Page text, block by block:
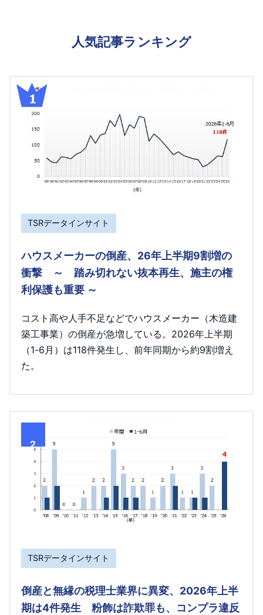
人気記事ランキング
TSRデータインサイト
ハウスメーカーの倒産、26年上半期9割増の
衝撃 ～ 踏み切れない抜本再生、施主の権
利保護も重要 ～
コスト高や人手不足などでハウスメーカー（木造建
築工事業）の倒産が急増している。2026年上半期
（1-6月）は118件発生し、前年同期から約9割増え
た。
2
TSRデータインサイト
倒産と無縁の税理士業界に異変、2026年上半
期は4件発生 粉飾は詐欺罪も、コンプラ違反